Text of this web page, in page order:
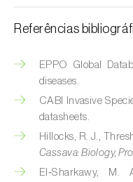
Coqueiro (
Courgette (
Couve (Brassica
Craveiro (
Referências
EPPO Global
diseases.
CABI Invasive
datasheets.
Hillocks, R. J.,
Cassava: Biology,
El‑Sharkawy,